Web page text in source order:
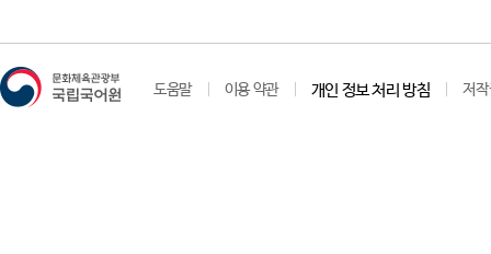
도움말 이용 약관 개인 정보 처리 방침 저